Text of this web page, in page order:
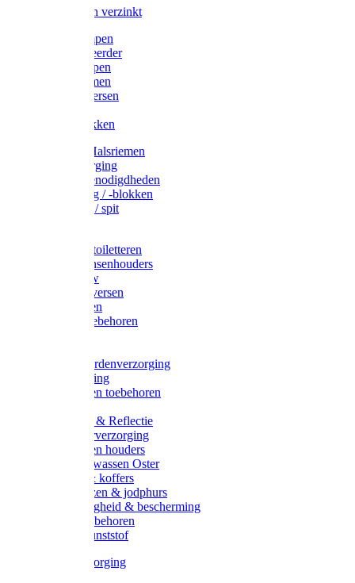
Voerbakken verzinkt
Warmtelampen
Staartcoupeerder
Biggenkappen
Neuskrammen
Varken diversen
Varkensbakken
Halsters / Halsriemen
Hoefverzorging
Lammer benodigdheden
Ramdektuig / -blokken
Vastzetpen / spit
Poetsen & toiletteren
Zadel-/Trensenhouders
Halstertouw
Halsters diversen
Hoofdstellen
Zadel & toebehoren
Rapide paardenverzorging
Ruiter kleding
Hoofdstellen toebehoren
Verlichting & Reflectie
Rapide leerverzorging
Likstenen en houders
Poetsen & wassen Oster
Poetssets & koffers
Ruiter laarzen & jodphurs
Ruiter veiligheid & bescherming
Ruiter - toebehoren
Voerbak kunststof
Klauwverzorging